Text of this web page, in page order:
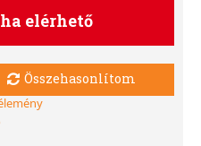
elérhető
Összehasonlítom